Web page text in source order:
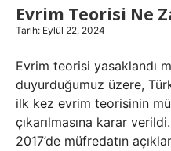
Evrim Teorisi Ne
Tarih: Eylül 22, 2024
Evrim teorisi yasaklandı
duyurduğumuz üzere,
ilk kez evrim teorisinin
çıkarılmasına karar
2017’de müfredatın